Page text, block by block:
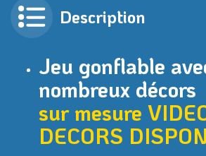
Description
Jeu gonflable
nombreux décors
sur mesure
DECORS